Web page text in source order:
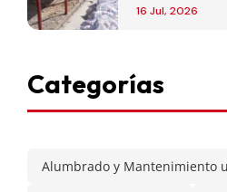
16 Jul, 2026
Categorías
Alumbrado y Mantenimiento